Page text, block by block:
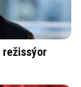
režissýor